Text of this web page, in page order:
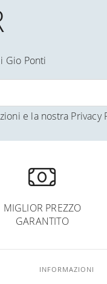
Gio Ponti
e la nostra Privacy
MIGLIOR PREZZO
GARANTITO
INFORMAZIONI